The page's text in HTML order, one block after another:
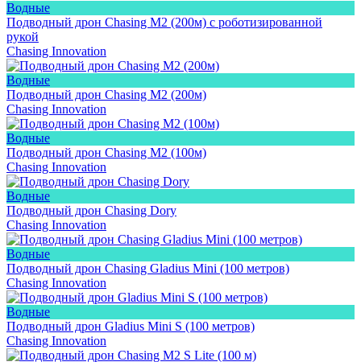
Водные
Подводный дрон Chasing M2 (200м) с роботизированной
рукой
Chasing Innovation
Водные
Подводный дрон Chasing M2 (200м)
Chasing Innovation
Водные
Подводный дрон Chasing M2 (100м)
Chasing Innovation
Водные
Подводный дрон Chasing Dory
Chasing Innovation
Водные
Подводный дрон Сhasing Gladius Mini (100 метров)
Chasing Innovation
Водные
Подводный дрон Gladius Mini S (100 метров)
Chasing Innovation